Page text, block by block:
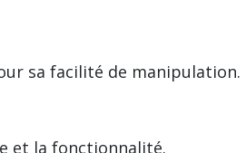
sa facilité de manipulation.
et la fonctionnalité.